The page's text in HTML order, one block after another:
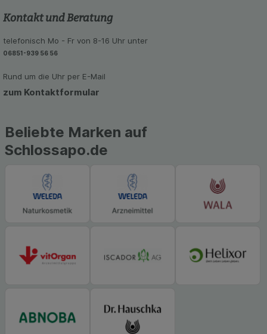
den Inhalt auf unserer Website aber auch die
Werbung auf Drittseiten möglichst relevant für Sie
hierfür teilweise an Dritte wie z.B. Google oder
soziale Medien übertragen werden.
Kontakt und Beratung
telefonisch Mo - Fr von 8-16 Uhr unter
06851-939 56 56
Rund um die Uhr per E-Mail
zum Kontaktformular
Beliebte Marken auf
Schlossapo.de